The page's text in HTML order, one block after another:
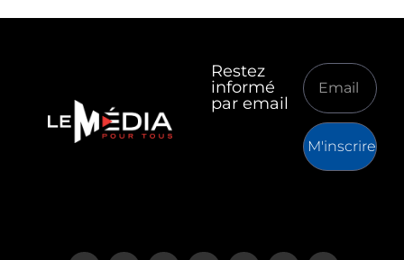
Restez
informé
par email
M'inscrire